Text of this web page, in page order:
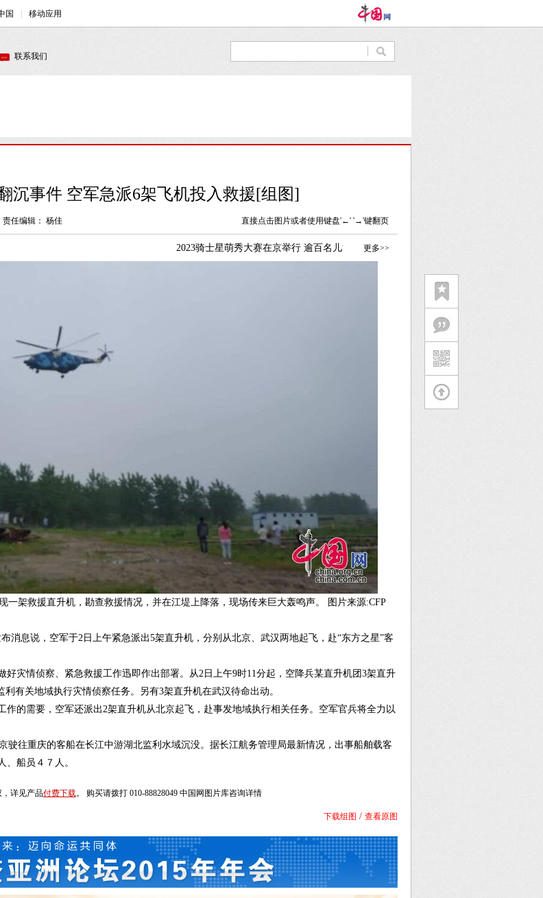
沉事件 空军急派6架飞机投入救援[组图]
责任编辑： 杨佳 直接点击图片或者使用键盘'←' '→'键翻页
架救援直升机，勘查救援情况，并在江堤上降落，现场传来巨大轰鸣声。 图片来源:CFP
息说，空军于2日上午紧急派出5架直升机，分别从北京、武汉两地起飞，赴“东方之星”客
灾情侦察、紧急救援工作迅即作出部署。从2日上午9时11分起，空降兵某直升机团3架直升
有关地域执行灾情侦察任务。另有3架直升机在武汉待命出动。
的需要，空军还派出2架直升机从北京起飞，赴事发地域执行相关任务。空军官兵将全力以
往重庆的客船在长江中游湖北监利水域沉没。据长江航务管理局最新情况，出事船舶载客
、船员４７人。
详见产品付费下载。 购买请拨打 010-88828049 中国网图片库咨询详情
下载组图 / 查看原图